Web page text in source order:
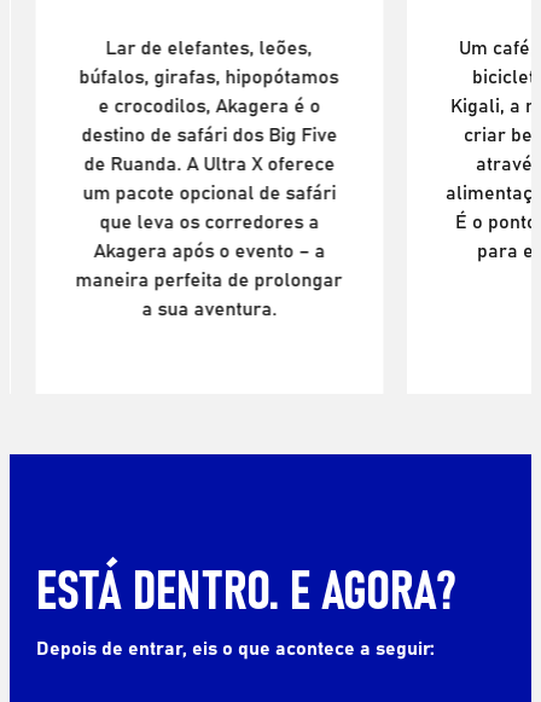
Lar de elefantes, leões,
búfalos, girafas, hipopótamos
e crocodilos, Akagera é o
destino de safári dos Big Five
de Ruanda. A Ultra X oferece
um pacote opcional de safári
que leva os corredores a
Akagera após o evento – a
maneira perfeita de prolongar
a sua aventura.
Um
Kigali, a
criar
É o
para
ESTÁ DENTRO. E AGORA?
Depois de entrar, eis o que acontece a seguir: